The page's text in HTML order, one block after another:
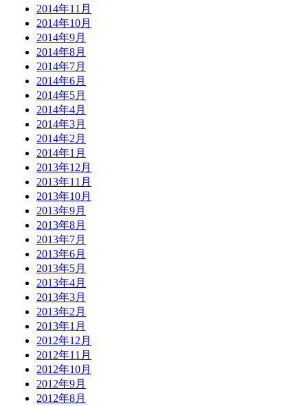
2014年11月
2014年10月
2014年9月
2014年8月
2014年7月
2014年6月
2014年5月
2014年4月
2014年3月
2014年2月
2014年1月
2013年12月
2013年11月
2013年10月
2013年9月
2013年8月
2013年7月
2013年6月
2013年5月
2013年4月
2013年3月
2013年2月
2013年1月
2012年12月
2012年11月
2012年10月
2012年9月
2012年8月